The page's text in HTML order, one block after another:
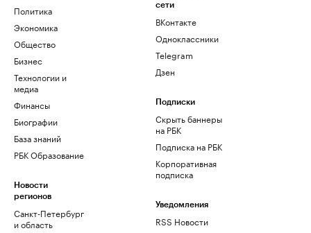
Политика
Экономика
Общество
Бизнес
Технологии и
медиа
Финансы
Биографии
База знаний
РБК Образование
Новости
регионов
Санкт-Петербург
и область
сети
ВКонтакте
Одноклассники
Telegram
Дзен
Подписки
Скрыть баннеры
на РБК
Подписка на РБК
Корпоративная
подписка
Уведомления
RSS Новости